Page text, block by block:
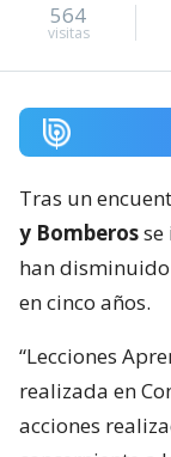
564
visitas
Tras un
y Bomberosse
han
en cinco años.
“Lecciones
realizada en
acciones